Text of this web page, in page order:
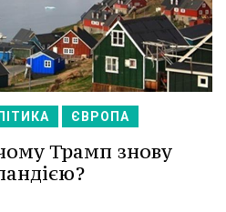
ЄВРОПА
Трамп знову